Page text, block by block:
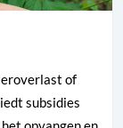
of
subsidies